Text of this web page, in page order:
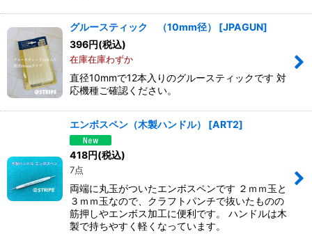
グルースティック （10mm径） [JPAGUN]
396円(税込)
在庫在庫わずか
直径10mmで12本入りのグルースティックです 対
応機種ご確認ください。
エンボスペン（木製ハンドル） [ART2]
418円(税込)
7点
両端に丸玉がついたエンボスペンです ２ｍｍ玉と
３ｍｍ玉なので、クラフトパンチで抜いたものの
筋押しやエンボス加工に便利です。 ハンドルは木
製で持ちやすく軽くなっています。